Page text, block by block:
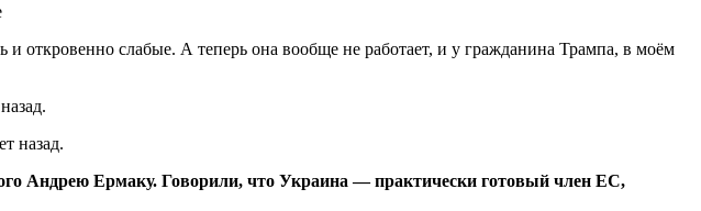
и откровенно слабые. А теперь она вообще не работает, и у гражданина Трампа, в моём
назад.
Андрею Ермаку. Говорили, что Украина — практически готовый член ЕС,